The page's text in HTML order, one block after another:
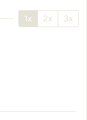
1x 2x 3x